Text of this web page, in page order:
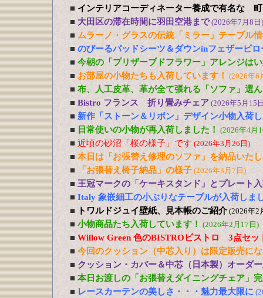
■ インテリアコーディネーター養成で有名な
■ 大田区の滞在時間に羽田空港まで(2026年7月8日)
■ ムラーノ・グラスの伝統「ミラー」テーブル
■ のびーるパッドシーツ＆ダウンinフェザーピ
■ 今朝の「プリザーブドフラワー」アレンジは
■ お部屋の小物たちも入荷しています！ (2026年6
■ 布、人工皮革、革が全て張れる「ソファ」選
■ Bistro フランス 折り畳みチェア (2026年5月15
■ 新作「ストーン＆リボン」デザイン小物入荷
■ 日常使いの小物が再入荷しました！ (2026年4月
■ 近頃の砂沼「桜の様子」です (2026年3月26日)
■ 本日は「お張替え修理のソファ」を納品いた
■
「お張替え椅子納品」の様子 (2026年3月7日)
■ 王冠マークの「ケーキスタンド」とプレート
■ Italy 象嵌細工の小ぶりなテーブルが入荷しま
■
トワルドジュイ壁紙、見本帳のご紹介(2026年2
■ 小物商品たち入荷しています！ (2026年2月17日)
■ Willow Green 色のBISTROビストロ 3点セッ
■ 今回のクッション（中芯入り）は限定販売に
■ クッション・カバー＆中芯（日本製）オーダ
■ 本日お渡しの「お張替えダイニングチェア」
■ レースカーテンの美しさ・・・魅力最大限に